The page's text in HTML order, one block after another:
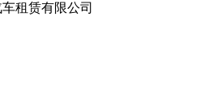
租赁有限公司